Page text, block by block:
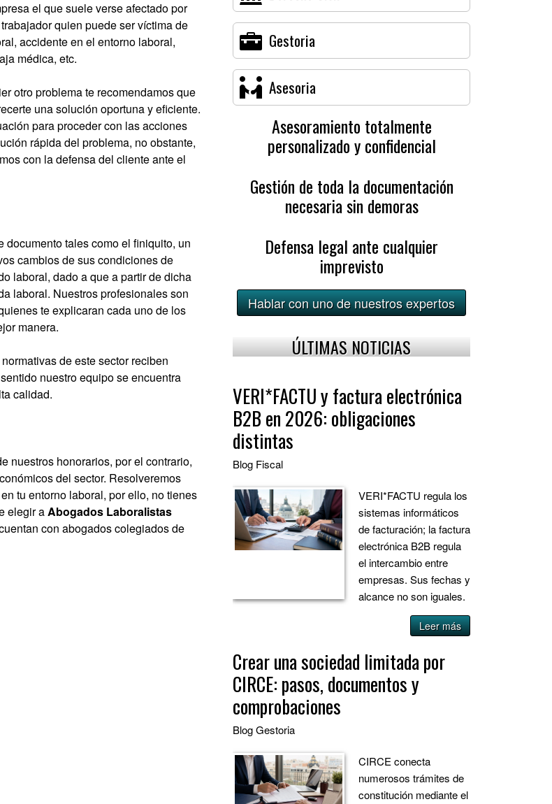
el que suele verse afectado por
quien puede ser víctima de
accidente en el entorno laboral,
médica, etc.
otro problema te recomendamos que
una solución oportuna y eficiente.
para proceder con las acciones
rápida del problema, no obstante,
con la defensa del cliente ante el
tales como el finiquito, un
cambios de sus condiciones de
laboral, dado a que a partir de dicha
laboral. Nuestros profesionales son
te explicaran cada uno de los
manera.
de este sector reciben
nuestro equipo se encuentra
calidad.
nuestros honorarios, por el contrario,
del sector. Resolveremos
tu entorno laboral, por ello, no tienes
elegir aAbogados Laboralistas
con abogados colegiados de
Gestoria
Asesoria
Asesoramiento totalmente
personalizado y confidencial
Gestión de toda la documentación
necesaria sin demoras
Defensa legal ante cualquier
imprevisto
Hablar con uno de nuestros expertos
ÚLTIMAS NOTICIAS
VERI*FACTU y factura electrónica
B2B en 2026: obligaciones
distintas
Blog Fiscal
VERI*FACTU regula los
sistemas informáticos
de facturación; la factura
electrónica B2B regula
el intercambio entre
empresas. Sus fechas y
alcance no son iguales.
Leer más
Crear una sociedad limitada por
CIRCE: pasos, documentos y
comprobaciones
BlogGestoria
CIRCE conecta
numerosos trámites de
constitución mediante el